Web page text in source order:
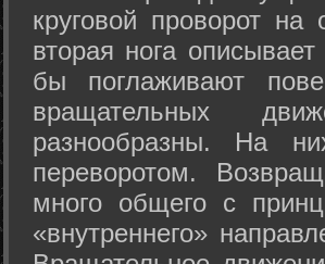
круговой проворот на
вторая нога
бы поглаживают
вращательных
разнообразны. На
переворотом.
много общего с
«внутреннего»